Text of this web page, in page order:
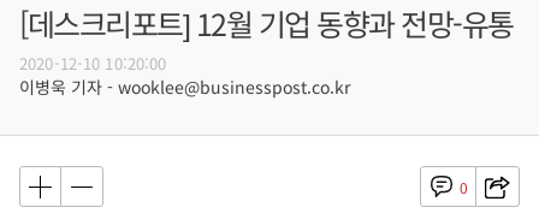
[데스크리포트] 12월 기업 동향과 전망-유통
2020-12-10 10:20:00
이병욱 기자 - wooklee@businesspost.co.kr
0